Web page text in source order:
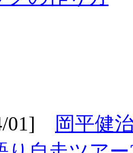
01]
岡平健